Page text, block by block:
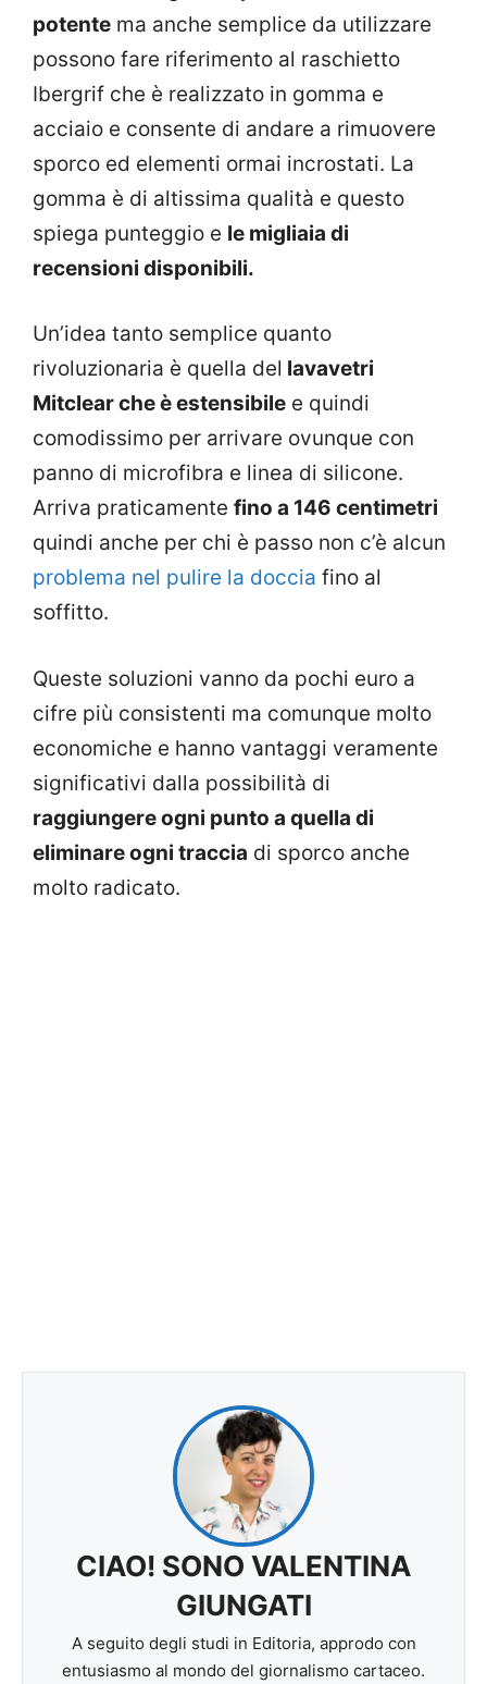
potente ma anche semplice da utilizzare
possono fare riferimento al raschietto
Ibergrif che è realizzato in gomma e
acciaio e consente di andare a rimuovere
sporco ed elementi ormai incrostati. La
gomma è di altissima qualità e questo
spiega punteggio e le migliaia di
recensioni disponibili.
Un’idea tanto semplice quanto
rivoluzionaria è quella del lavavetri
Mitclear che è estensibile e quindi
comodissimo per arrivare ovunque con
panno di microfibra e linea di silicone.
Arriva praticamente fino a 146 centimetri
quindi anche per chi è passo non c’è alcun
problema nel pulire la doccia fino al
soffitto.
Queste soluzioni vanno da pochi euro a
cifre più consistenti ma comunque molto
economiche e hanno vantaggi veramente
significativi dalla possibilità di
raggiungere ogni punto a quella di
eliminare ogni traccia di sporco anche
molto radicato.
CIAO! SONO VALENTINA
GIUNGATI
A seguito degli studi in Editoria, approdo con
entusiasmo al mondo del giornalismo cartaceo.